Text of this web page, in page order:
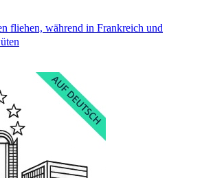
fliehen, während in Frankreich und